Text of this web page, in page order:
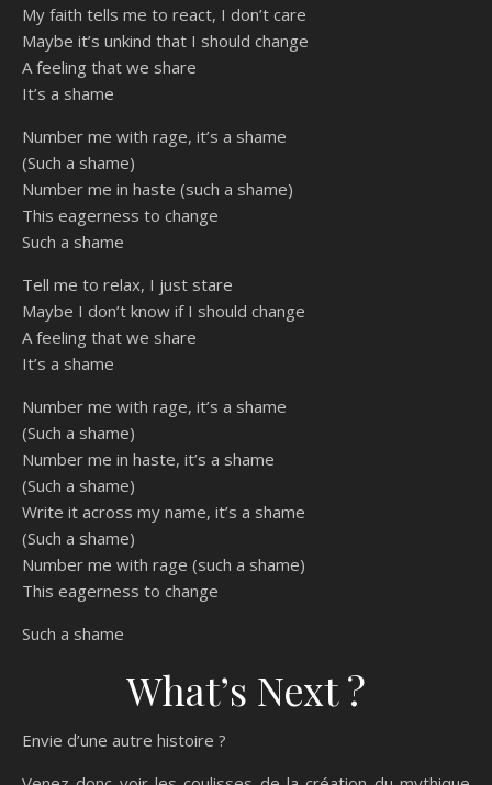
My faith tells me to react, I don’t care
Maybe it’s unkind that I should change
A feeling that we share
It’s a shame
Number me with rage, it’s a shame
(Such a shame)
Number me in haste (such a shame)
This eagerness to change
Such a shame
Tell me to relax, I just stare
Maybe I don’t know if I should change
A feeling that we share
It’s a shame
Number me with rage, it’s a shame
(Such a shame)
Number me in haste, it’s a shame
(Such a shame)
Write it across my name, it’s a shame
(Such a shame)
Number me with rage (such a shame)
This eagerness to change
Such a shame
What’s Next ?
Envie d’une autre histoire ?